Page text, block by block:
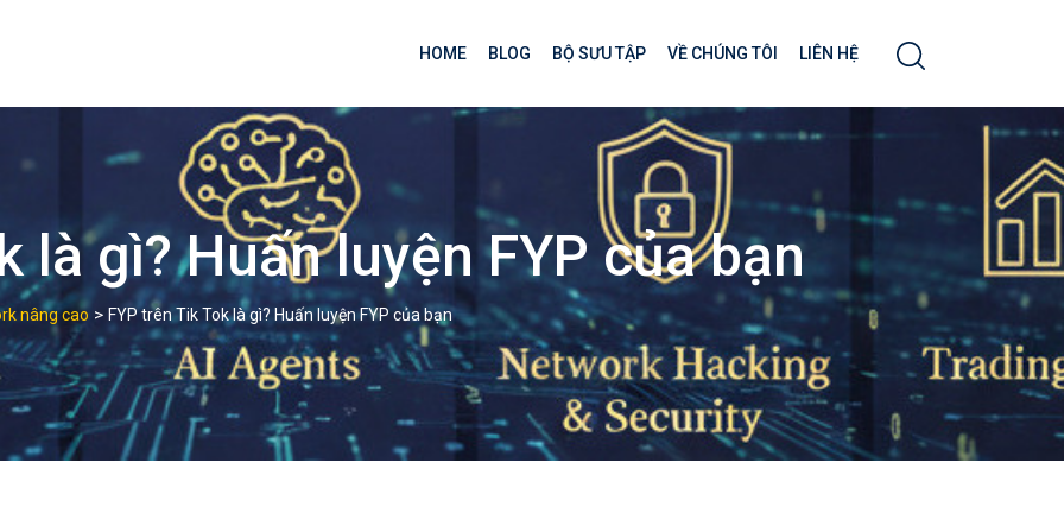
HOME BLOG BỘ SƯU TẬP VỀ CHÚNG TÔI LIÊN HỆ
là gì? Huấn luyện FYP của bạn
nâng cao > FYP trên Tik Tok là gì? Huấn luyện FYP của bạn